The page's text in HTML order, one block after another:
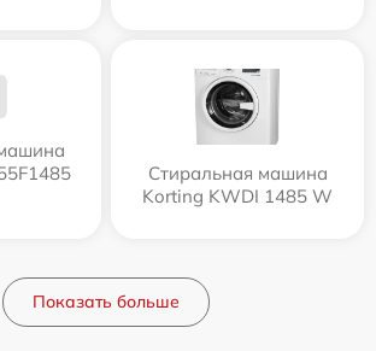
Стиральная машина
Korting KWDI 1485 W
Показать больше